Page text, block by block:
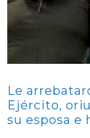
Le
Ejército,
su esposa e